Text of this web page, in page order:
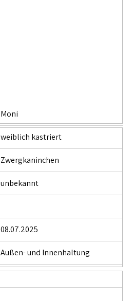
Moni
weiblich kastriert
Zwergkaninchen
unbekannt
08.07.2025
Außen- und Innenhaltung